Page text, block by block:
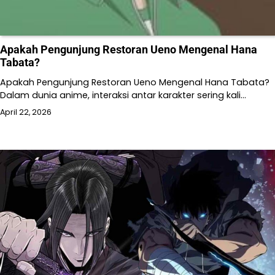
Apakah Pengunjung Restoran Ueno Mengenal Hana
Tabata?
Apakah Pengunjung Restoran Ueno Mengenal Hana Tabata?
Dalam dunia anime, interaksi antar karakter sering kali…
April 22, 2026